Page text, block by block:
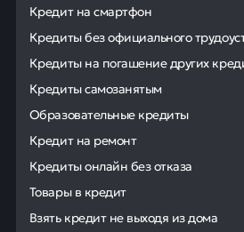
Кредит на смартфон
Кредиты без официального
Кредиты на погашение других
Кредиты самозанятым
Образовательные кредиты
Кредит на ремонт
Кредиты онлайн без отказа
Товары в кредит
Взять кредит не выходя из дома